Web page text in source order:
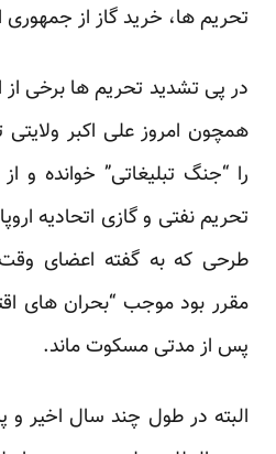
تحریم ها، خرید گاز از
در پی تشدید تحریم ها برخی
همچون امروز علی اکبر ولایتی
را “جنگ تبلیغاتی” خوانده
تحریم نفتی و گازی اتحادیه
طرحی که به گفته اعضای
مقرر بود موجب “بحران های
پس از مدتی مسکوت ماند.
البته در طول چند سال اخیر